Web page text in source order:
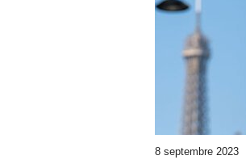
8 septembre 2023